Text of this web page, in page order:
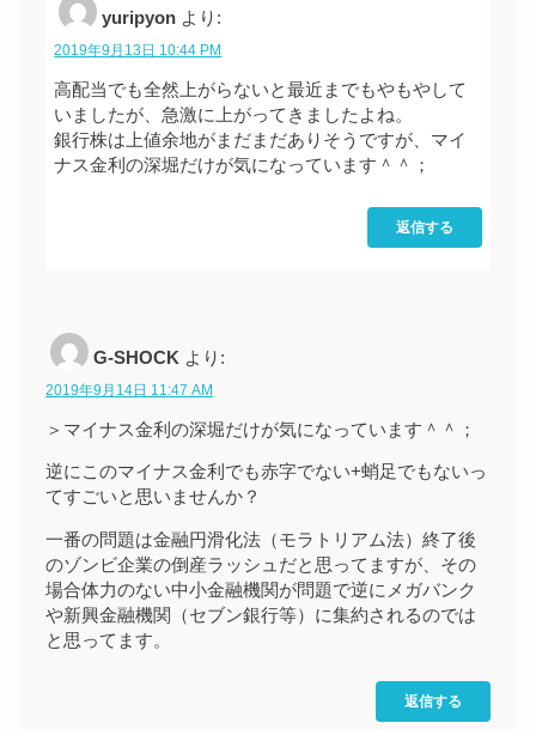
yuripyon より:
2019年9月13日 10:44 PM
高配当でも全然上がらないと最近までもやもやして
いましたが、急激に上がってきましたよね。
銀行株は上値余地がまだまだありそうですが、マイ
ナス金利の深堀だけが気になっています＾＾；
返信する
G-SHOCK より:
2019年9月14日 11:47 AM
＞マイナス金利の深堀だけが気になっています＾＾；
逆にこのマイナス金利でも赤字でない+蛸足でもないっ
てすごいと思いませんか？
一番の問題は金融円滑化法（モラトリアム法）終了後
のゾンビ企業の倒産ラッシュだと思ってますが、その
場合体力のない中小金融機関が問題で逆にメガバンク
や新興金融機関（セブン銀行等）に集約されるのでは
と思ってます。
返信する